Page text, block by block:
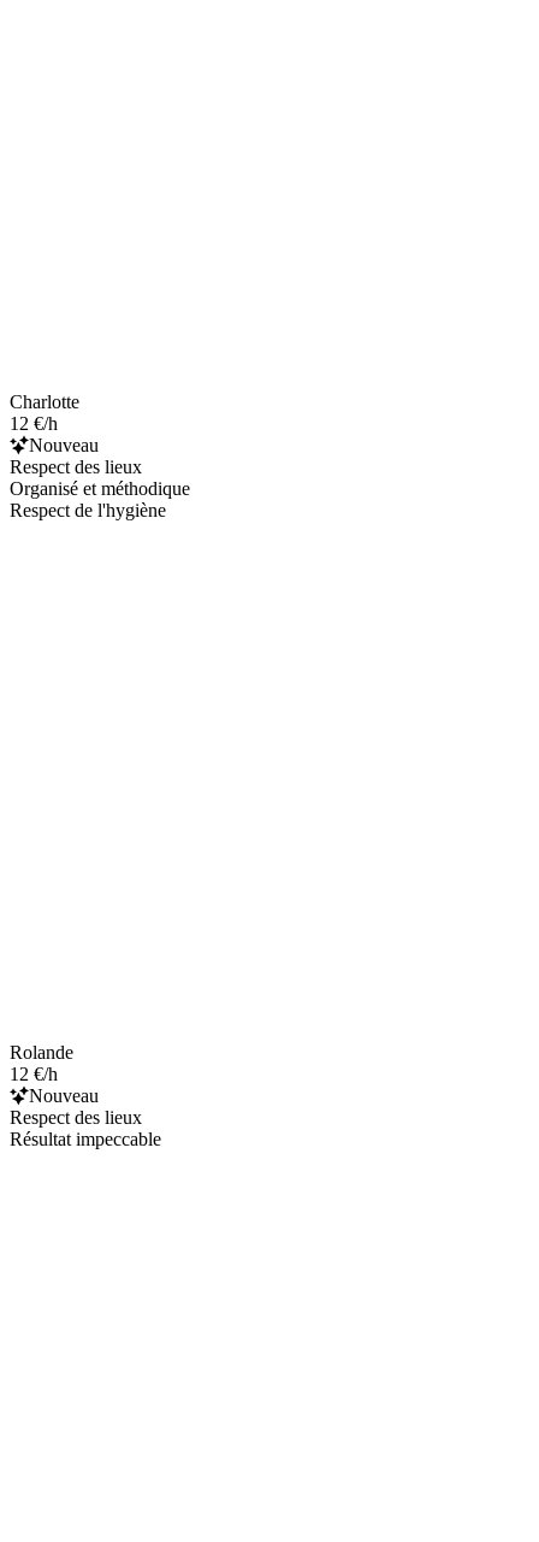
Charlotte
12 €/h
Nouveau
Respect des lieux
Organisé et méthodique
Respect de l'hygiène
Rolande
12 €/h
Nouveau
Respect des lieux
Résultat impeccable